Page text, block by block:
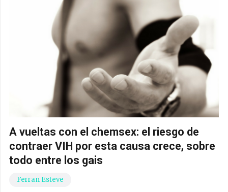
A vueltas con el chemsex: el riesgo de
contraer VIH por esta causa crece, sobre
todo entre los gais
Ferran Esteve